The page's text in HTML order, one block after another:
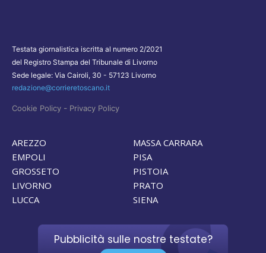
Testata giornalistica iscritta al numero 2/2021
del Registro Stampa del Tribunale di Livorno
Sede legale: Via Cairoli, 30 - 57123 Livorno
redazione@corrieretoscano.it
Cookie Policy - Privacy Policy
AREZZO
EMPOLI
GROSSETO
LIVORNO
LUCCA
MASSA CARRARA
PISA
PISTOIA
PRATO
SIENA
Pubblicità sulle nostre testate?